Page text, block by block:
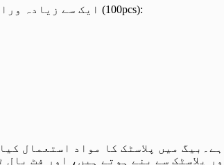
"1. ایک سے زیادہ ورائٹی پارٹی فیور پیک： کھلونوں کی 11 قسمیں ہیں (100pcs):
میں پلاسٹک کا مواد استعمال
پلاسٹک سے بنے ہوتے ہیں، اور فٹ